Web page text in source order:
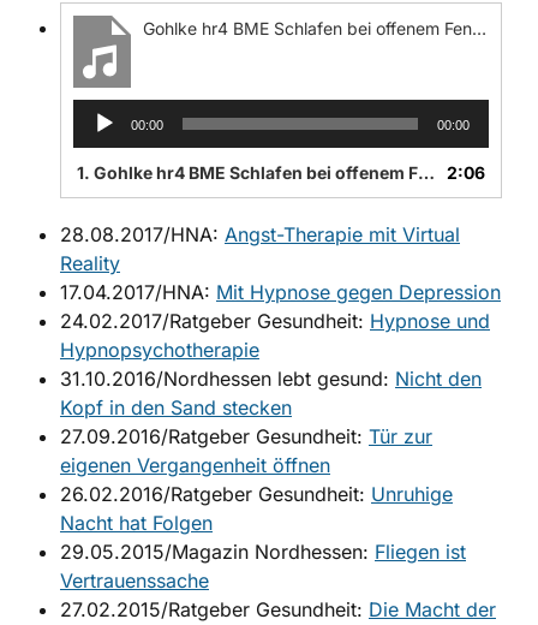
Gohlke hr4 BME Schlafen bei offenem Fenster
d
-
P
l
a
y
e
r
00:00 00:00
1. Gohlke hr4 BME Schlafen bei offenem Fenster 2:06
28.08.2017/HNA: Angst-Therapie mit Virtual
Reality
17.04.2017/HNA: Mit Hypnose gegen Depression
24.02.2017/Ratgeber Gesundheit: Hypnose und
Hypnopsychotherapie
31.10.2016/Nordhessen lebt gesund: Nicht den
Kopf in den Sand stecken
27.09.2016/Ratgeber Gesundheit: Tür zur
eigenen Vergangenheit öffnen
26.02.2016/Ratgeber Gesundheit: Unruhige
Nacht hat Folgen
29.05.2015/Magazin Nordhessen: Fliegen ist
Vertrauenssache
27.02.2015/Ratgeber Gesundheit: Die Macht der